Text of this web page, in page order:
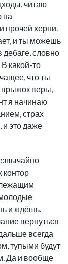
читаю
на
прочей херни.
и ты можешь
дебаге, словно
какой-то
что ты
прыжок веры,
я начинаю
страх
и это даже
контор
и ждёшь.
вернуться
всегда
тупыми будут
Да и вообще